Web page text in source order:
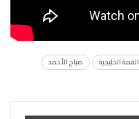
القمة الخليجية
صباح الأحمد